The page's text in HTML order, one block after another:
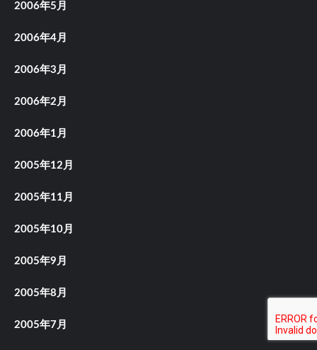
2006年5月
2006年4月
2006年3月
2006年2月
2006年1月
2005年12月
2005年11月
2005年10月
2005年9月
2005年8月
2005年7月